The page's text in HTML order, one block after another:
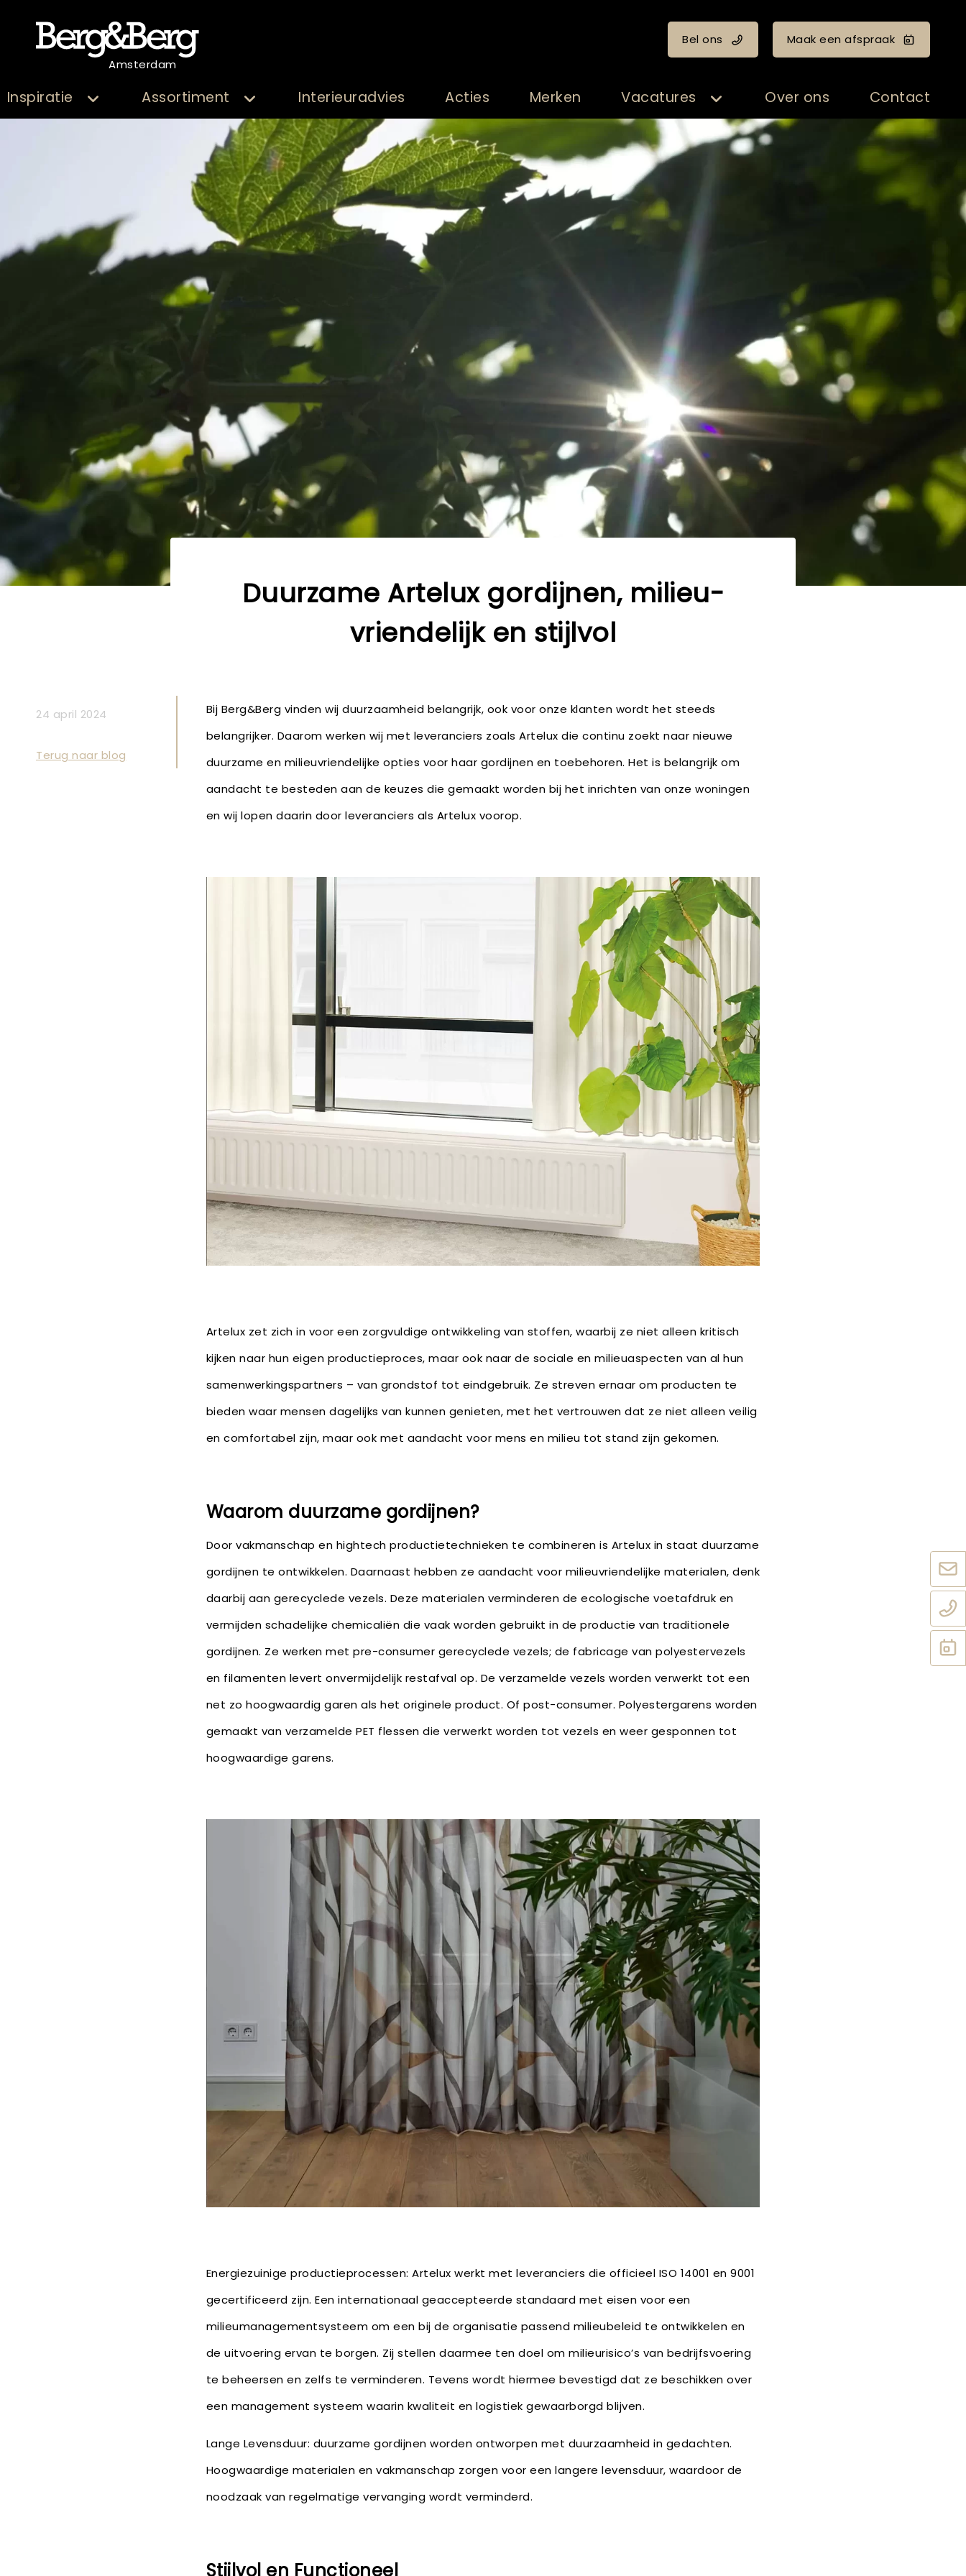
Amsterdam
Bel ons Maak een afspraak
Inspiratie Assortiment Interieuradvies Acties Merken Vacatures Over ons Contact
Duurzame Artelux gordijnen, milieu-
vriendelijk en stijlvol
24 april 2024
Terug naar blog
Bij Berg&Berg vinden wij duurzaamheid belangrijk, ook voor onze klanten wordt het steeds
belangrijker. Daarom werken wij met leveranciers zoals Artelux die continu zoekt naar nieuwe
duurzame en milieuvriendelijke opties voor haar gordijnen en toebehoren. Het is belangrijk om
aandacht te besteden aan de keuzes die gemaakt worden bij het inrichten van onze woningen
en wij lopen daarin door leveranciers als Artelux voorop.
Artelux zet zich in voor een zorgvuldige ontwikkeling van stoffen, waarbij ze niet alleen kritisch
kijken naar hun eigen productieproces, maar ook naar de sociale en milieuaspecten van al hun
samenwerkingspartners – van grondstof tot eindgebruik. Ze streven ernaar om producten te
bieden waar mensen dagelijks van kunnen genieten, met het vertrouwen dat ze niet alleen veilig
en comfortabel zijn, maar ook met aandacht voor mens en milieu tot stand zijn gekomen.
Waarom duurzame gordijnen?
Door vakmanschap en hightech productietechnieken te combineren is Artelux in staat duurzame
gordijnen te ontwikkelen. Daarnaast hebben ze aandacht voor milieuvriendelijke materialen, denk
daarbij aan gerecyclede vezels. Deze materialen verminderen de ecologische voetafdruk en
vermijden schadelijke chemicaliën die vaak worden gebruikt in de productie van traditionele
gordijnen. Ze werken met pre-consumer gerecyclede vezels; de fabricage van polyestervezels
en filamenten levert onvermijdelijk restafval op. De verzamelde vezels worden verwerkt tot een
net zo hoogwaardig garen als het originele product. Of post-consumer. Polyestergarens worden
gemaakt van verzamelde PET flessen die verwerkt worden tot vezels en weer gesponnen tot
hoogwaardige garens.
Energiezuinige productieprocessen: Artelux werkt met leveranciers die officieel ISO 14001 en 9001
gecertificeerd zijn. Een internationaal geaccepteerde standaard met eisen voor een
milieumanagementsysteem om een bij de organisatie passend milieubeleid te ontwikkelen en
de uitvoering ervan te borgen. Zij stellen daarmee ten doel om milieurisico’s van bedrijfsvoering
te beheersen en zelfs te verminderen. Tevens wordt hiermee bevestigd dat ze beschikken over
een management systeem waarin kwaliteit en logistiek gewaarborgd blijven.
Lange Levensduur: duurzame gordijnen worden ontworpen met duurzaamheid in gedachten.
Hoogwaardige materialen en vakmanschap zorgen voor een langere levensduur, waardoor de
noodzaak van regelmatige vervanging wordt verminderd.
Stijlvol en Functioneel